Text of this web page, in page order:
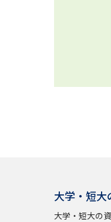
大学・短大
大学・短大の